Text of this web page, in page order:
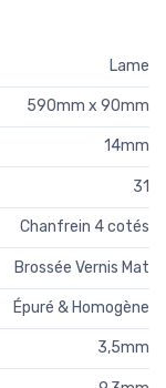
Lame
590mm x 90mm
14mm
31
Chanfrein 4 cotés
Brossée Vernis Mat
Épuré & Homogène
3,5mm